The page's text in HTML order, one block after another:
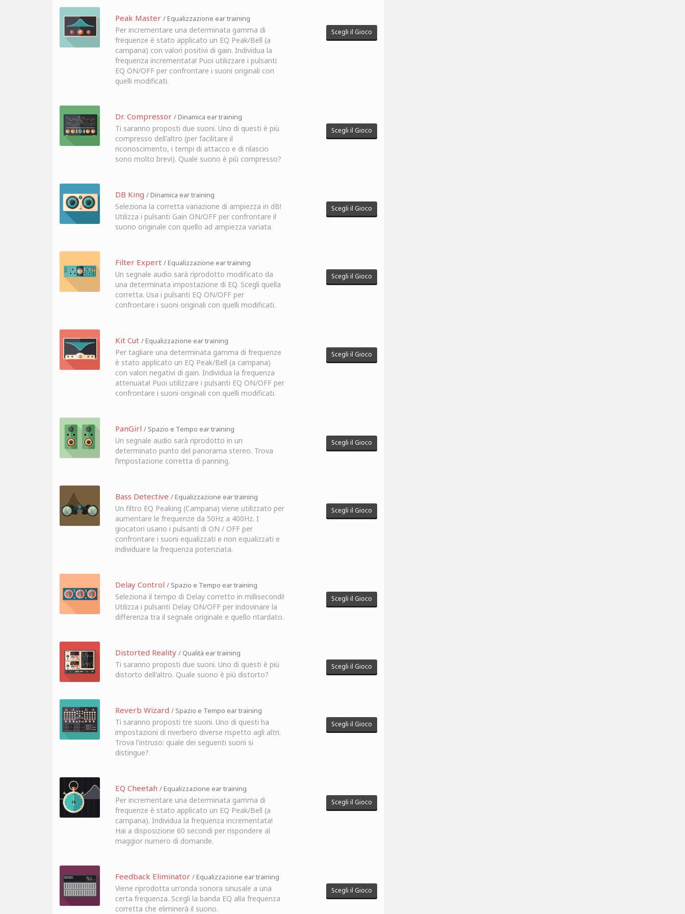
Peak Master / Equalizzazione ear training
Per incrementare una determinata gamma di
frequenze è stato applicato un EQ Peak/Bell (a
campana) con valori positivi di gain. Individua la
frequenza incrementata! Puoi utilizzare i pulsanti
EQ ON/OFF per confrontare i suoni originali con
quelli modificati.
Scegli il Gioco
Dr. Compressor / Dinamica ear training
Ti saranno proposti due suoni. Uno di questi è più
compresso dell'altro (per facilitare il
riconoscimento, i tempi di attacco e di rilascio
sono molto brevi). Quale suono è più compresso?
Scegli il Gioco
DB King / Dinamica ear training
Seleziona la corretta variazione di ampiezza in dB!
Utilizza i pulsanti Gain ON/OFF per confrontare il
suono originale con quello ad ampiezza variata.
Scegli il Gioco
Filter Expert / Equalizzazione ear training
Un segnale audio sarà riprodotto modificato da
una determinata impostazione di EQ. Scegli quella
corretta. Usa i pulsanti EQ ON/OFF per
confrontare i suoni originali con quelli modificati.
Scegli il Gioco
Kit Cut / Equalizzazione ear training
Per tagliare una determinata gamma di frequenze
è stato applicato un EQ Peak/Bell (a campana)
con valori negativi di gain. Individua la frequenza
attenuata! Puoi utilizzare i pulsanti EQ ON/OFF per
confrontare i suoni originali con quelli modificati.
Scegli il Gioco
PanGirl / Spazio e Tempo ear training
Un segnale audio sarà riprodotto in un
determinato punto del panorama stereo. Trova
l’impostazione corretta di panning.
Scegli il Gioco
Bass Detective / Equalizzazione ear training
Un filtro EQ Peaking (Campana) viene utilizzato per
aumentare le frequenze da 50Hz a 400Hz. I
giocatori usano i pulsanti di ON / OFF per
confrontare i suoni equalizzati e non equalizzati e
individuare la frequenza potenziata.
Scegli il Gioco
Delay Control / Spazio e Tempo ear training
Seleziona il tempo di Delay corretto in millisecondi!
Utilizza i pulsanti Delay ON/OFF per indovinare la
differenza tra il segnale originale e quello ritardato.
Scegli il Gioco
Distorted Reality / Qualità ear training
Ti saranno proposti due suoni. Uno di questi è più
distorto dell'altro. Quale suono è più distorto?
Scegli il Gioco
Reverb Wizard / Spazio e Tempo ear training
Ti saranno proposti tre suoni. Uno di questi ha
impostazioni di riverbero diverse rispetto agli altri.
Trova l'intruso: quale dei seguenti suoni si
distingue?
Scegli il Gioco
EQ Cheetah / Equalizzazione ear training
Per incrementare una determinata gamma di
frequenze è stato applicato un EQ Peak/Bell (a
campana). Individua la frequenza incrementata!
Hai a disposizione 60 secondi per rispondere al
maggior numero di domande.
Scegli il Gioco
Feedback Eliminator / Equalizzazione ear training
Viene riprodotta un'onda sonora sinusale a una
certa frequenza. Scegli la banda EQ alla frequenza
corretta che eliminerà il suono.
Scegli il Gioco